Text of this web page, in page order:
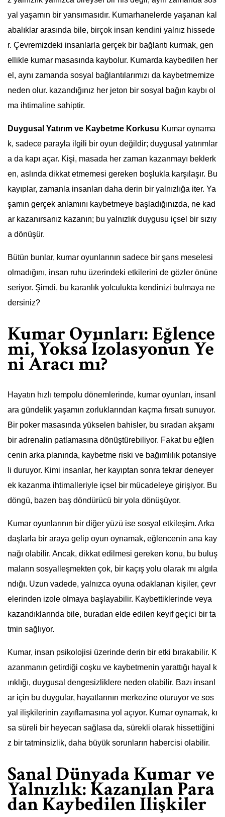
yal yaşamın bir yansımasıdır. Kumarhanelerde yaşanan kal
abalıklar arasında bile, birçok insan kendini yalnız hissede
r. Çevremizdeki insanlarla gerçek bir bağlantı kurmak, gen
ellikle kumar masasında kaybolur. Kumarda kaybedilen her
el, aynı zamanda sosyal bağlantılarımızı da kaybetmemize
neden olur. kazandığınız her jeton bir sosyal bağın kaybı ol
ma ihtimaline sahiptir.
Duygusal Yatırım ve Kaybetme Korkusu Kumar oynama
k, sadece parayla ilgili bir oyun değildir; duygusal yatırımlar
a da kapı açar. Kişi, masada her zaman kazanmayı beklerk
en, aslında dikkat etmemesi gereken boşlukla karşılaşır. Bu
kayıplar, zamanla insanları daha derin bir yalnızlığa iter. Ya
şamın gerçek anlamını kaybetmeye başladığınızda, ne kad
ar kazanırsanız kazanın; bu yalnızlık duygusu içsel bir sızıy
a dönüşür.
Bütün bunlar, kumar oyunlarının sadece bir şans meselesi
olmadığını, insan ruhu üzerindeki etkilerini de gözler önüne
seriyor. Şimdi, bu karanlık yolculukta kendinizi bulmaya ne
dersiniz?
Kumar Oyunları: Eğlence
mi, Yoksa İzolasyonun Ye
ni Aracı mı?
Hayatın hızlı tempolu dönemlerinde, kumar oyunları, insanl
ara gündelik yaşamın zorluklarından kaçma fırsatı sunuyor.
Bir poker masasında yükselen bahisler, bu sıradan akşamı
bir adrenalin patlamasına dönüştürebiliyor. Fakat bu eğlen
cenin arka planında, kaybetme riski ve bağımlılık potansiye
li duruyor. Kimi insanlar, her kayıptan sonra tekrar deneyer
ek kazanma ihtimalleriyle içsel bir mücadeleye girişiyor. Bu
döngü, bazen baş döndürücü bir yola dönüşüyor.
Kumar oyunlarının bir diğer yüzü ise sosyal etkileşim. Arka
daşlarla bir araya gelip oyun oynamak, eğlencenin ana kay
nağı olabilir. Ancak, dikkat edilmesi gereken konu, bu buluş
maların sosyalleşmekten çok, bir kaçış yolu olarak mı algıla
ndığı. Uzun vadede, yalnızca oyuna odaklanan kişiler, çevr
elerinden izole olmaya başlayabilir. Kaybettiklerinde veya
kazandıklarında bile, buradan elde edilen keyif geçici bir ta
tmin sağlıyor.
Kumar, insan psikolojisi üzerinde derin bir etki bırakabilir. K
azanmanın getirdiği coşku ve kaybetmenin yarattığı hayal k
ırıklığı, duygusal dengesizliklere neden olabilir. Bazı insanl
ar için bu duygular, hayatlarının merkezine oturuyor ve sos
yal ilişkilerinin zayıflamasına yol açıyor. Kumar oynamak, kı
sa süreli bir heyecan sağlasa da, sürekli olarak hissettiğini
z bir tatminsizlik, daha büyük sorunların habercisi olabilir.
Sanal Dünyada Kumar ve
Yalnızlık: Kazanılan Para
dan Kaybedilen İlişkiler